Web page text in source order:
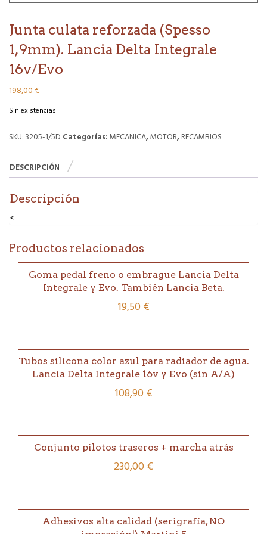
Junta culata reforzada (Spesso
1,9mm). Lancia Delta Integrale
16v/Evo
198,00€
Sin existencias
SKU:3205-1/5D Categorías:MECANICA,MOTOR, RECAMBIOS
DESCRIPCIÓN
Descripción
<
Productos relacionados
Goma pedal freno o embrague Lancia Delta
Integrale y Evo. También Lancia Beta.
19,50€
Tubos silicona color azul para radiador de agua.
Lancia Delta Integrale 16v y Evo (sin A/A)
108,90€
Conjunto pilotos traseros + marcha atrás
230,00€
Adhesivos alta calidad (serigrafía, NO